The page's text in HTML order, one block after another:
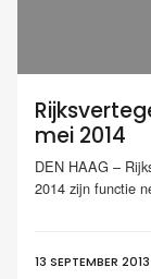
mei 2014
DEN HAAG –
2014 zijn functie
13 SEPTEMBER 2013